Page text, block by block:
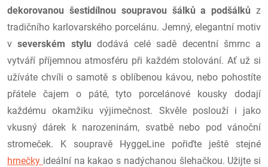
dekorovanou šestidílnou soupravou šálků a podšálků z
tradičního karlovarského porcelánu. Jemný, elegantní motiv
vseverském stylu dodává celé sadě decentní šmrnc a
vytváří příjemnou atmosféru při každém stolování. Ať už si
užíváte chvíli o samotě s oblíbenou kávou, nebo pohostíte
přátele čajem o páté, tyto porcelánové kousky dodají
každému okamžiku výjimečnost. Skvěle poslouží i jako
vkusný dárek k narozeninám, svatbě nebo pod vánoční
stromeček. K soupravě HyggeLine pořiďte ještě stejné
hrnečky ideální na kakao s nadýchanou šlehačkou. Užijte si